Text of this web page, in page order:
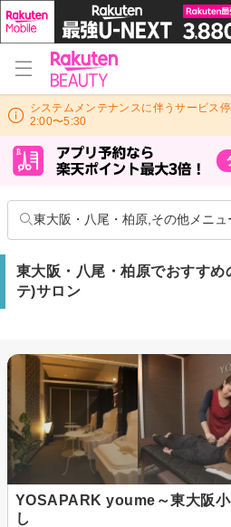
システムメンテナンスに伴うサービス
2:00〜5:30
東大阪・八尾・柏原,その他メニュ
東大阪・八尾・柏原でおすすめ
テ)サロン
YOSAPARK youme～東大阪
し